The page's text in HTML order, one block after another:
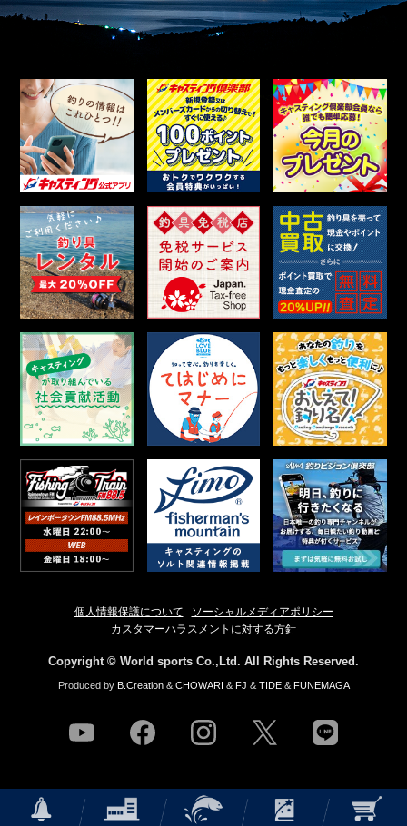
個人情報保護について
ソーシャルメディアポリシー
カスタマーハラスメントに対する方針
Copyright © World sports Co.,Ltd. All Rights Reserved.
Produced by B.Creation& CHOWARI & FJ & TIDE& FUNEMAGA
youtube facebook instagram line
NEWS 店舗情報 釣果情報 HOW TO